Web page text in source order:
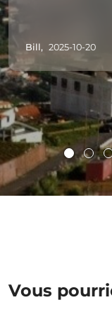
Bill, 2025-10-20
Vous